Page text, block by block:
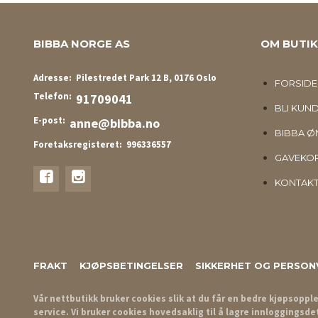
BIBBA NORGE AS
Adresse: Pilestredet Park 12 B, 0176 Oslo
Telefon: 91709041
E-post: anne@bibba.no
Foretaksregisteret: 996336557
OM
FORSIDE
BLI
BIBBA
FRAKT KJØPSBETINGELSER SIKKERHET OG
Vår nettbutikk bruker cookies slik at du får en bedre
service. Vi bruker cookies hovedsaklig til å lagre